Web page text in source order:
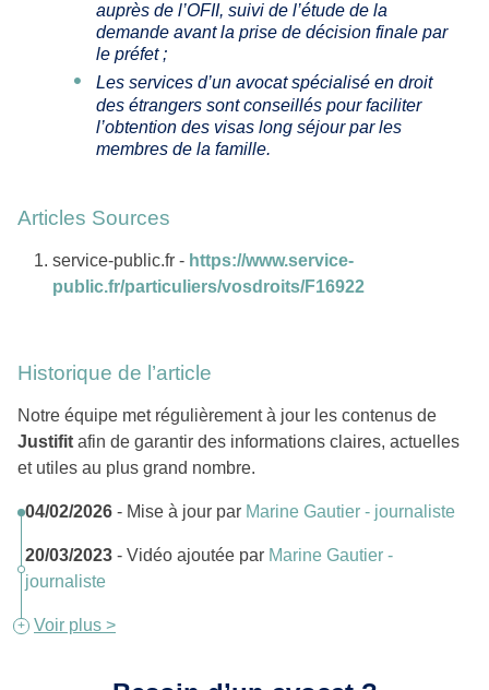
auprès de l’OFII, suivi de l’étude de la
demande avant la prise de décision finale par
le préfet ;
Les services d’un avocat spécialisé en droit
des étrangers sont conseillés pour faciliter
l’obtention des visas long séjour par les
membres de la famille.
Articles Sources
service-public.fr - https://www.service-
public.fr/particuliers/vosdroits/F16922
Historique de l’article
Notre équipe met régulièrement à jour les contenus de
Justifit afin de garantir des informations claires, actuelles
et utiles au plus grand nombre.
04/02/2026 - Mise à jour par Marine Gautier - journaliste
20/03/2023 - Vidéo ajoutée par Marine Gautier -
journaliste
Voir plus >